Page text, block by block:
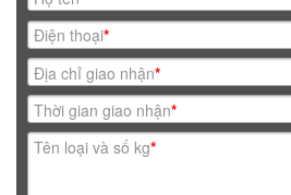
Điện thoại*
Địa chỉ giao nhận*
Thời gian giao nhận*
Tên loại và số kg*